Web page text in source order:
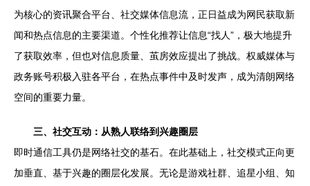
为核心的资讯聚合平台、社交媒体信息流，正日益成为网民获取新
闻和热点信息的主要渠道。个性化推荐让信息“找人”，极大地提升
了获取效率，但也对信息质量、茧房效应提出了挑战。权威媒体与
政务账号积极入驻各平台，在热点事件中及时发声，成为清朗网络
空间的重要力量。
三、社交互动：从熟人联络到兴趣圈层
即时通信工具仍是网络社交的基石。在此基础上，社交模式正向更
加垂直、基于兴趣的圈层化发展。无论是游戏社群、追星小组、知